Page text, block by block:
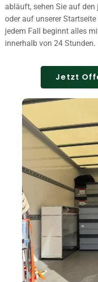
abläuft, sehen Sie auf
oder auf unserer
jedem Fall beginnt alles
innerhalb von 24 Stunden.
Jetzt